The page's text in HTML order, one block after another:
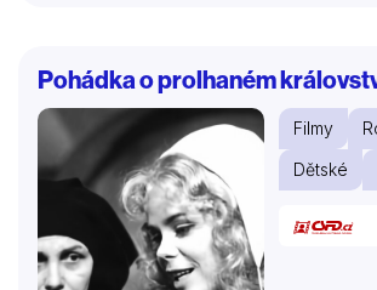
indické literatury a zabývajícího se
pozemských hrdinů. Hlavní postavou je
bohyně Kálí, symbol mateřských pudů
Druhým hrdinou je její syn,…
Pohádka o prolhaném
Filmy
Dětské